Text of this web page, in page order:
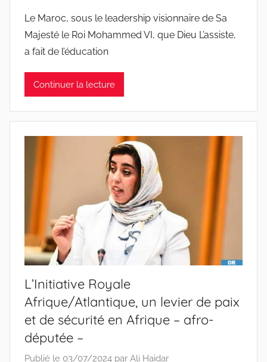
Le Maroc, sous le leadership visionnaire de Sa
Majesté le Roi Mohammed VI, que Dieu L’assiste,
a fait de l’éducation
Continuer la lecture
L’Initiative Royale
Afrique/Atlantique, un levier de paix
et de sécurité en Afrique – afro-
députée –
Publié le 03/07/2024 par Ali Haidar